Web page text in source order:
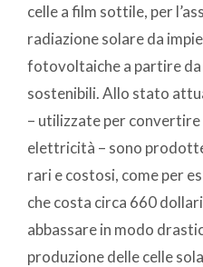
celle a film sottile, per
radiazione solare da
fotovoltaiche a partire
sostenibili. Allo stato
– utilizzate per convertire
elettricità – sono
rari e costosi, come per
che costa circa 660
abbassare in modo
produzione delle celle